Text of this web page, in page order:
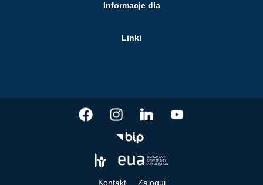
Informacje dla
Linki
Kontakt Zaloguj